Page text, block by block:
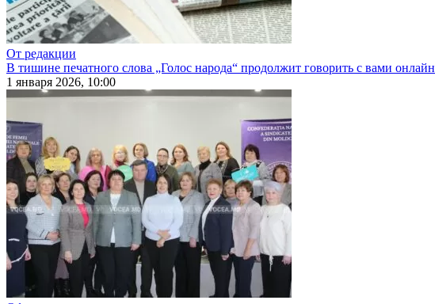
От редакции
В тишине печатного слова „Голос народа“ продолжит говорить с вами онлайн
1 января 2026, 10:00